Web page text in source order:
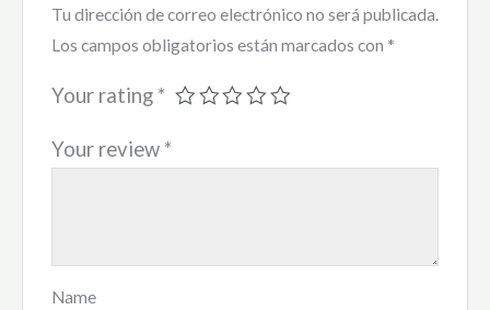
Tu dirección de correo electrónico no será publicada.
Los campos obligatorios están marcados con *
Your rating *
Your review *
Name